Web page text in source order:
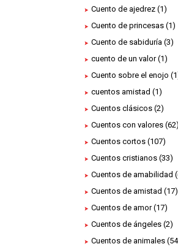
Cuento de ajedrez (1)
Cuento de princesas (1)
Cuento de sabiduría (3)
cuento de un valor (1)
Cuento sobre el enojo
cuentos amistad (1)
Cuentos clásicos (2)
Cuentos con valores (62)
Cuentos cortos (107)
Cuentos cristianos (33)
Cuentos de amabilidad
Cuentos de amistad (17)
Cuentos de amor (17)
Cuentos de ángeles (2)
Cuentos de animales